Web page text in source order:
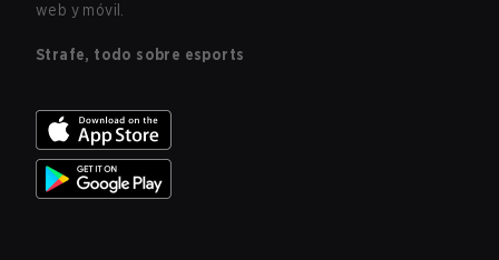
web y móvil.
Strafe, todo sobre esports